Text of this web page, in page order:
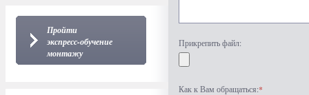
Пройти
экспресс-обучение
монтажу
Прикрепить файл:
Как к Вам обращаться:*